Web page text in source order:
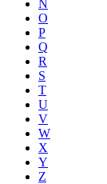
N
O
P
Q
R
S
T
U
V
W
X
Y
Z